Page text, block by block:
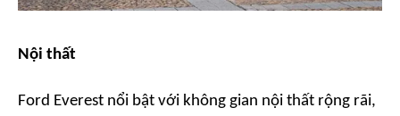
Nội thất
Ford Everest nổi bật với không gian nội thất rộng rãi,